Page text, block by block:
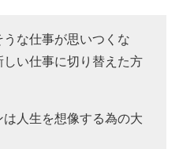
な仕事が思いつくな
い仕事に切り替えた方
人生を想像する為の大